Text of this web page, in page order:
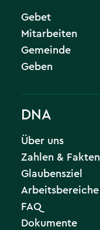
Gebet
Mitarbeiten
Gemeinde
Geben
DNA
Über uns
Zahlen & Fakten
Glaubensziel
Arbeitsbereiche
FAQ
Dokumente